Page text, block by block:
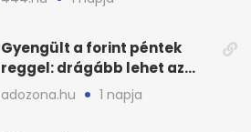
Gyengült a forint péntek
reggel: drágább lehet az
euró és a dollár
adozona.hu 1 napja